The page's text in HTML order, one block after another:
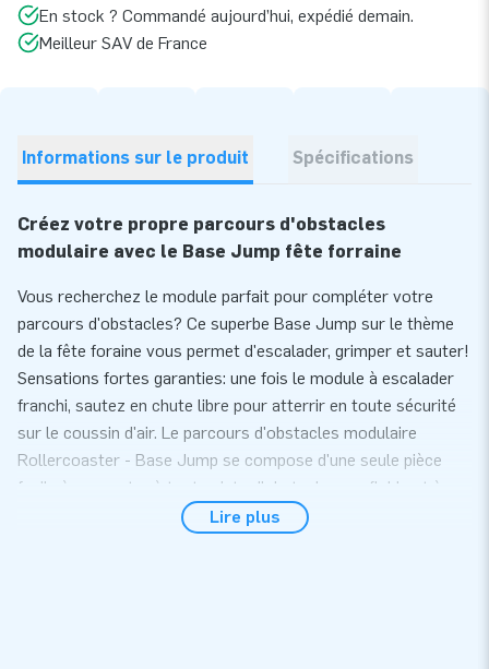
En stock ? Commandé aujourd’hui, expédié demain.
Meilleur SAV de France
Informations sur le produit Spécifications
Créez votre propre parcours d'obstacles
modulaire avec le Base Jump fête forraine
Vous recherchez le module parfait pour compléter votre
parcours d'obstacles? Ce superbe Base Jump sur le thème
de la fête foraine vous permet d'escalader, grimper et sauter!
Sensations fortes garanties: une fois le module à escalader
franchi, sautez en chute libre pour atterrir en toute sécurité
sur le coussin d'air. Le parcours d'obstacles modulaire
Rollercoaster - Base Jump se compose d'une seule pièce
facile à connecter à toute piste d'obstacles gonflable et à
d'autres modules de parcours de chez JB Gonflables. Un défi
Lire plus